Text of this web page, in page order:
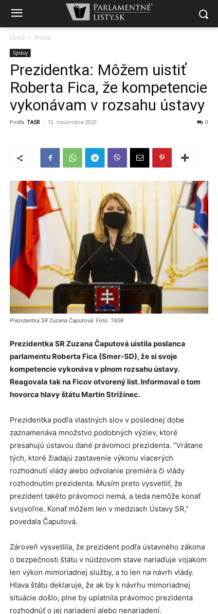
Úvod Aréna
Správy
Prezidentka: Môžem uistiť
Roberta Fica, že kompetencie
vykonávam v rozsahu ústavy
Podľa TASR - 12. novembra 2020 0
Prezidentka SR Zuzana Čaputová. Foto: TASR
Prezidentka SR Zuzana Čaputová uistila poslanca
parlamentu Roberta Fica (Smer-SD), že si svoje
kompetencie vykonáva v plnom rozsahu ústavy.
Reagovala tak na Ficov otvorený list. Informoval o tom
hovorca hlavy štátu Martin Strižinec.
Prezidentka podľa vlastných slov v poslednej dobe
zaznamenáva množstvo podobných výziev, ktoré
presahujú ústavou dané právomoci prezidenta. “Vrátane
tých, ktoré žiadajú zastavenie výkonu viacerých
rozhodnutí vlády alebo odvolanie premiéra či vlády
rozhodnutím prezidenta. Musím preto vysvetliť, že
prezident takéto právomoci nemá, a teda nemôže konať
svojvoľne. Konať môžem len v medziach Ústavy SR,”
povedala Čaputová.
Zároveň vysvetlila, že prezident podľa ústavného zákona
o bezpečnosti štátu v núdzovom stave nariaďuje vojakom
len výkon mimoriadnej služby, a to len na návrh vlády.
Hlava štátu deklaruje, že ak by k návrhu mimoriadnej
situácie došlo, plne by uplatnila právomoc prezidenta
rozhodnúť o jej nariadení alebo nenariadení.